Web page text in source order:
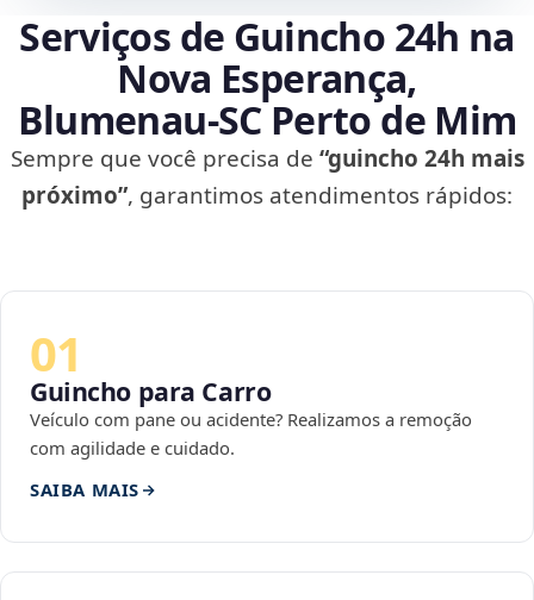
Serviços de Guincho 24h na
Nova Esperança,
Blumenau‑SC Perto de Mim
Sempre que você precisa de “guincho 24h mais
próximo”, garantimos atendimentos rápidos:
01
Guincho para Carro
Veículo com pane ou acidente? Realizamos a remoção
com agilidade e cuidado.
SAIBA MAIS